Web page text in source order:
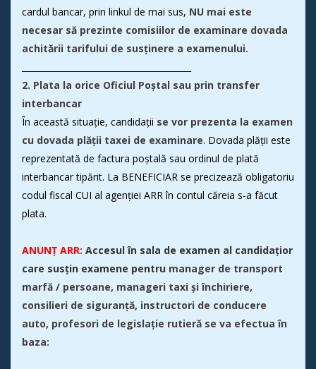
cardul bancar, prin linkul de mai sus, NU mai este
necesar să prezinte comisiilor de examinare dovada
achitării tarifului de susținere a examenului.
2. Plata la orice Oficiul Poștal sau prin transfer
interbancar
În această situație, candidații se vor prezenta la examen
cu dovada plății taxei de examinare. Dovada plății este
reprezentată de factura poștală sau ordinul de plată
interbancar tipărit. La BENEFICIAR se precizează obligatoriu
codul fiscal CUI al agenției ARR în contul căreia s-a făcut
plata.
ANUNȚ ARR: Accesul în sala de examen al candidațior
care susțin examene pentru manager de transport
marfă / persoane, manageri taxi și închiriere,
consilieri de siguranță, instructori de conducere
auto, profesori de legislație rutieră se va efectua în
baza: